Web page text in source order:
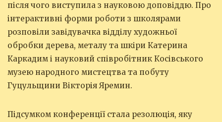
після чого виступила з науковою доповіддю. Про
інтерактивні форми роботи з школярами
розповіли завідувачка відділу художньої
обробки дерева, металу та шкіри Катерина
Каркадим і науковий співробітник Косівського
музею народного мистецтва та побуту
Гуцульщини Вікторія Яремин.
Підсумком конференції стала резолюція, яку